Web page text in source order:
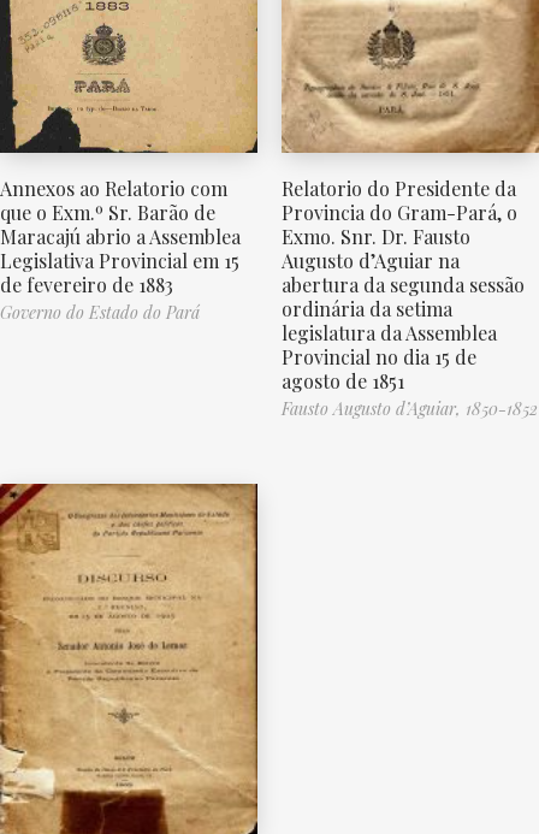
Annexos ao Relatorio com
que o Exm.º Sr. Barão de
Maracajú abrio a Assemblea
Legislativa Provincial em 15
de fevereiro de 1883
Governo do Estado do Pará
Relatorio do Presidente da
Provincia do Gram-Pará, o
Exmo. Snr. Dr. Fausto
Augusto d’Aguiar na
abertura da segunda sessão
ordinária da setima
legislatura da Assemblea
Provincial no dia 15 de
agosto de 1851
Fausto Augusto d’Aguiar, 1850-1852